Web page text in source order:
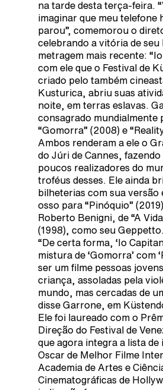
na tarde desta terça-feira.
imaginar que meu telefone
parou”, comemorou o
celebrando a vitória de seu
metragem mais recente:
com ele que o Festival de
criado pelo também
Kusturica, abriu suas
noite, em terras eslavas.
consagrado mundialmente
“Gomorra” (2008) e
Ambos renderam a ele o
do Júri de Cannes, fazendo
poucos realizadores do
troféus desses. Ele ainda
bilheterias com sua versão
osso para “Pinóquio”
Roberto Benigni, de “A
(1998), como seu Geppetto.
“De certa forma, ‘Io
mistura de ‘Gomorra’ com
ser um filme pessoas
criança, assoladas pela
mundo, mas cercadas de
disse Garrone, em
Ele foi laureado com o
Direção do Festival de
que agora integra a lista de
Oscar de Melhor Filme
Academia de Artes e
Cinematográficas de